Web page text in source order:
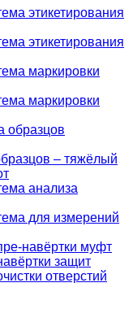
этикетирования
этикетирования
маркировки
маркировки
образцов
– тяжёлый
анализа
для измерений
навёртки муфт
защит
отверстий